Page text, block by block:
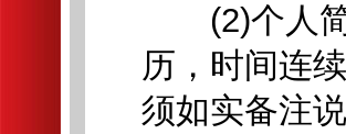
(2)个人简
历，时间连
须如实备注